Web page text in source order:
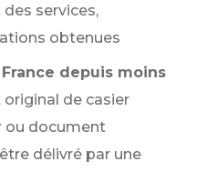
des services,
obtenues
depuis moins
original de casier
ou document
délivré par une